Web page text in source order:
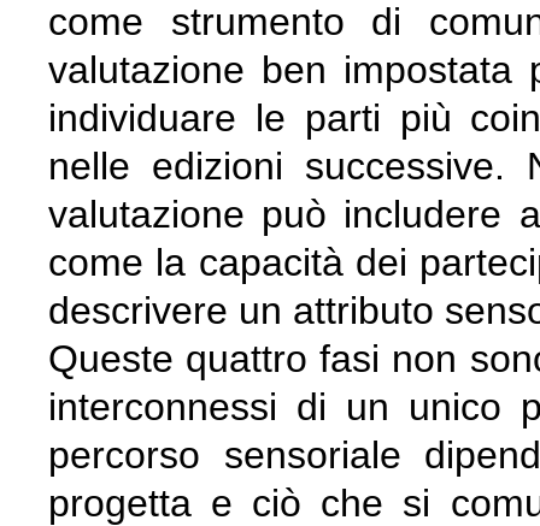
come strumento di
valutazione ben impostata
individuare le parti più
nelle edizioni
valutazione può includere
come la capacità dei
descrivere un attributo
Queste quattro fasi non
interconnessi di un unico
percorso sensoriale
progetta e ciò che si